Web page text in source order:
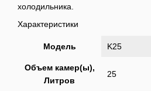
холодильника.
Характеристики
Модель K25
Объем камер(ы),
Литров
25